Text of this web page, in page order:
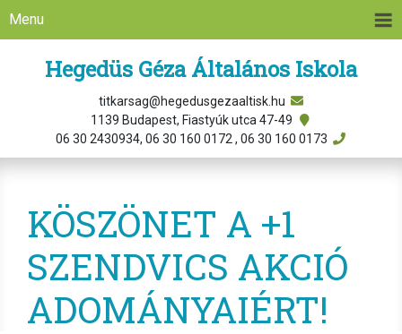
Menu
Hegedüs Géza Általános Iskola
titkarsag@hegedusgezaaltisk.hu
1139 Budapest, Fiastyúk utca 47-49
06 30 2430934, 06 30 160 0172 , 06 30 160 0173
KÖSZÖNET A +1
SZENDVICS AKCIÓ
ADOMÁNYAIÉRT!